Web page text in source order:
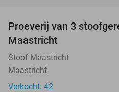
Proeverij van 3
Maastricht
Stoof Maastricht
Maastricht
Verkocht: 42